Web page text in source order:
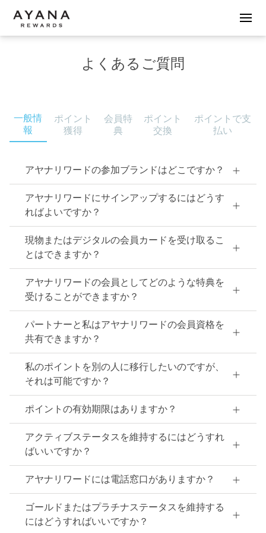
よくあるご質問
一般情
報
ポイント
獲得
会員特
典
ポイント
交換
ポイントで支
払い
アヤナリワードの参加ブランドはどこですか？
アヤナリワードにサインアップするにはどうす
ればよいですか？
現物またはデジタルの会員カードを受け取るこ
とはできますか？
アヤナリワードの会員としてどのような特典を
受けることができますか？
パートナーと私はアヤナリワードの会員資格を
共有できますか？
私のポイントを別の人に移行したいのですが、
それは可能ですか？
ポイントの有効期限はありますか？
アクティブステータスを維持するにはどうすれ
ばいいですか？
アヤナリワードには電話窓口がありますか？
ゴールドまたはプラチナステータスを維持する
にはどうすればいいですか？